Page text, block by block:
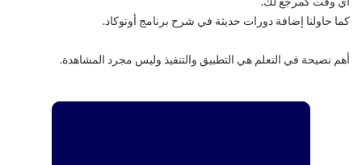
كما حاولنا إضافة دورات حديثة في شرح برنامج أوتوكاد.
أهم نصيحة في التعلم هي التطبيق والتنفيذ وليس مجرد المشاهدة.